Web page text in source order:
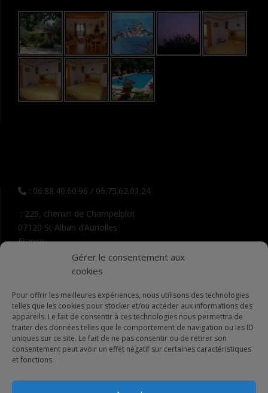
Gérer le consentement aux
cookies
Pour offrir les meilleures expériences, nous utilisons des technologies
telles que les cookies pour stocker et/ou accéder aux informations des
appareils. Le fait de consentir à ces technologies nous permettra de
traiter des données telles que le comportement de navigation ou les ID
uniques sur ce site. Le fait de ne pas consentir ou de retirer son
consentement peut avoir un effet négatif sur certaines caractéristiques
et fonctions.
: 06.88.40.60.96 / 06.73.62.01.24
: 225, chemin de Champelplot
07120 St Alban d’Auriolles
France
: contact @ lemasdelaperouse.fr
S.LEPROVOST Création de site internet